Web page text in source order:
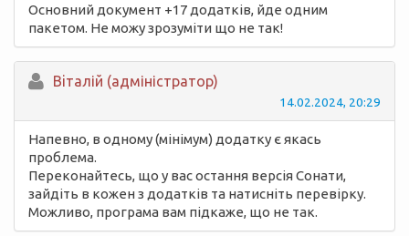
Основний документ +17 додатків, йде одним
пакетом. Не можу зрозуміти що не так!
Вiталій (адміністратор)
14.02.2024, 20:29
Напевно, в одному (мінімум) додатку є якась
проблема.
Переконайтесь, що у вас остання версія Сонати,
зайдіть в кожен з додатків та натисніть перевірку.
Можливо, програма вам підкаже, що не так.